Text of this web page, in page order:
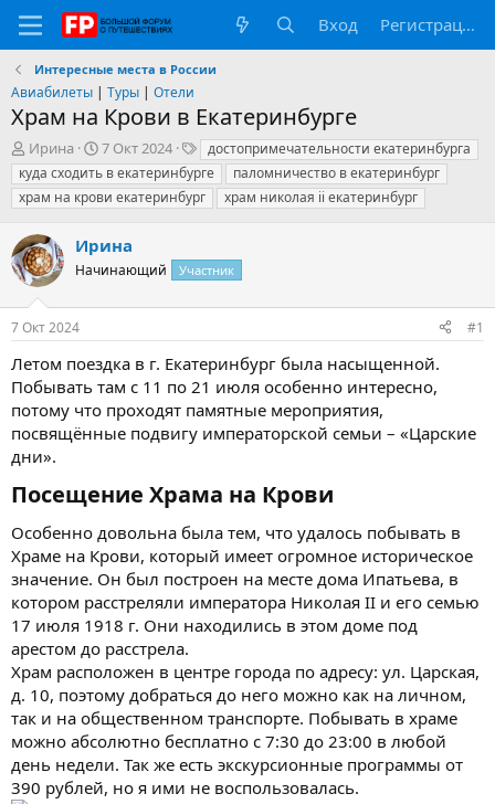
Вход Регистрация
Интересные места в России
Авиабилеты | Туры | Отели
Храм на Крови в Екатеринбурге
А
в
т
о
т
е
м
ы
Иpинa
Д
а
т
а
а
ч
л
7 Окт 2024
Т
е
г
и
достопримечательности екатеринбурга
куда сходить в екатеринбурге
паломничество в екатеринбург
храм на крови екатеринбург
храм николая ii екатеринбург
Иpинa
Начинающий Участник
7 Окт 2024 #1
Летом поездка в г. Екатеринбург была насыщенной.
Побывать там с 11 по 21 июля особенно интересно,
потому что проходят памятные мероприятия,
посвящённые подвигу императорской семьи – «Царские
дни».
Посещение Храма на Крови​
Особенно довольна была тем, что удалось побывать в
Храме на Крови, который имеет огромное историческое
значение. Он был построен на месте дома Ипатьева, в
котором расстреляли императора Николая II и его семью
17 июля 1918 г. Они находились в этом доме под
арестом до расстрела.
Храм расположен в центре города по адресу: ул. Царская,
д. 10, поэтому добраться до него можно как на личном,
так и на общественном транспорте. Побывать в храме
можно абсолютно бесплатно с 7:30 до 23:00 в любой
день недели. Так же есть экскурсионные программы от
390 рублей, но я ими не воспользовалась.